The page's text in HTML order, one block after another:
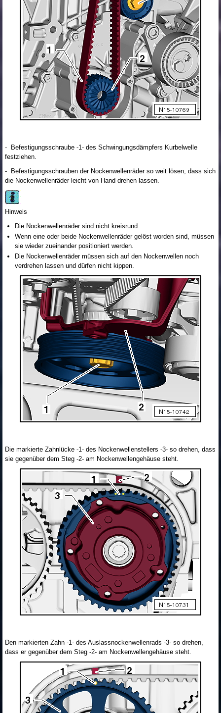
- Befestigungsschraube -1- des Schwingungsdämpfers Kurbelwelle
festziehen.
- Befestigungsschrauben der Nockenwellenräder so weit lösen, dass sich
die Nockenwellenräder leicht von Hand drehen lassen.
Hinweis
Die Nockenwellenräder sind nicht kreisrund.
Wenn eine oder beide Nockenwellenräder gelöst worden sind, müssen
sie wieder zueinander positioniert werden.
Die Nockenwellenräder müssen sich auf den Nockenwellen noch
verdrehen lassen und dürfen nicht kippen.
Die markierte Zahnlücke -1- des Nockenwellenstellers -3- so drehen, dass
sie gegenüber dem Steg -2- am Nockenwellengehäuse steht.
Den markierten Zahn -1- des Auslassnockenwellenrads -3- so drehen,
dass er gegenüber dem Steg -2- am Nockenwellengehäuse steht.